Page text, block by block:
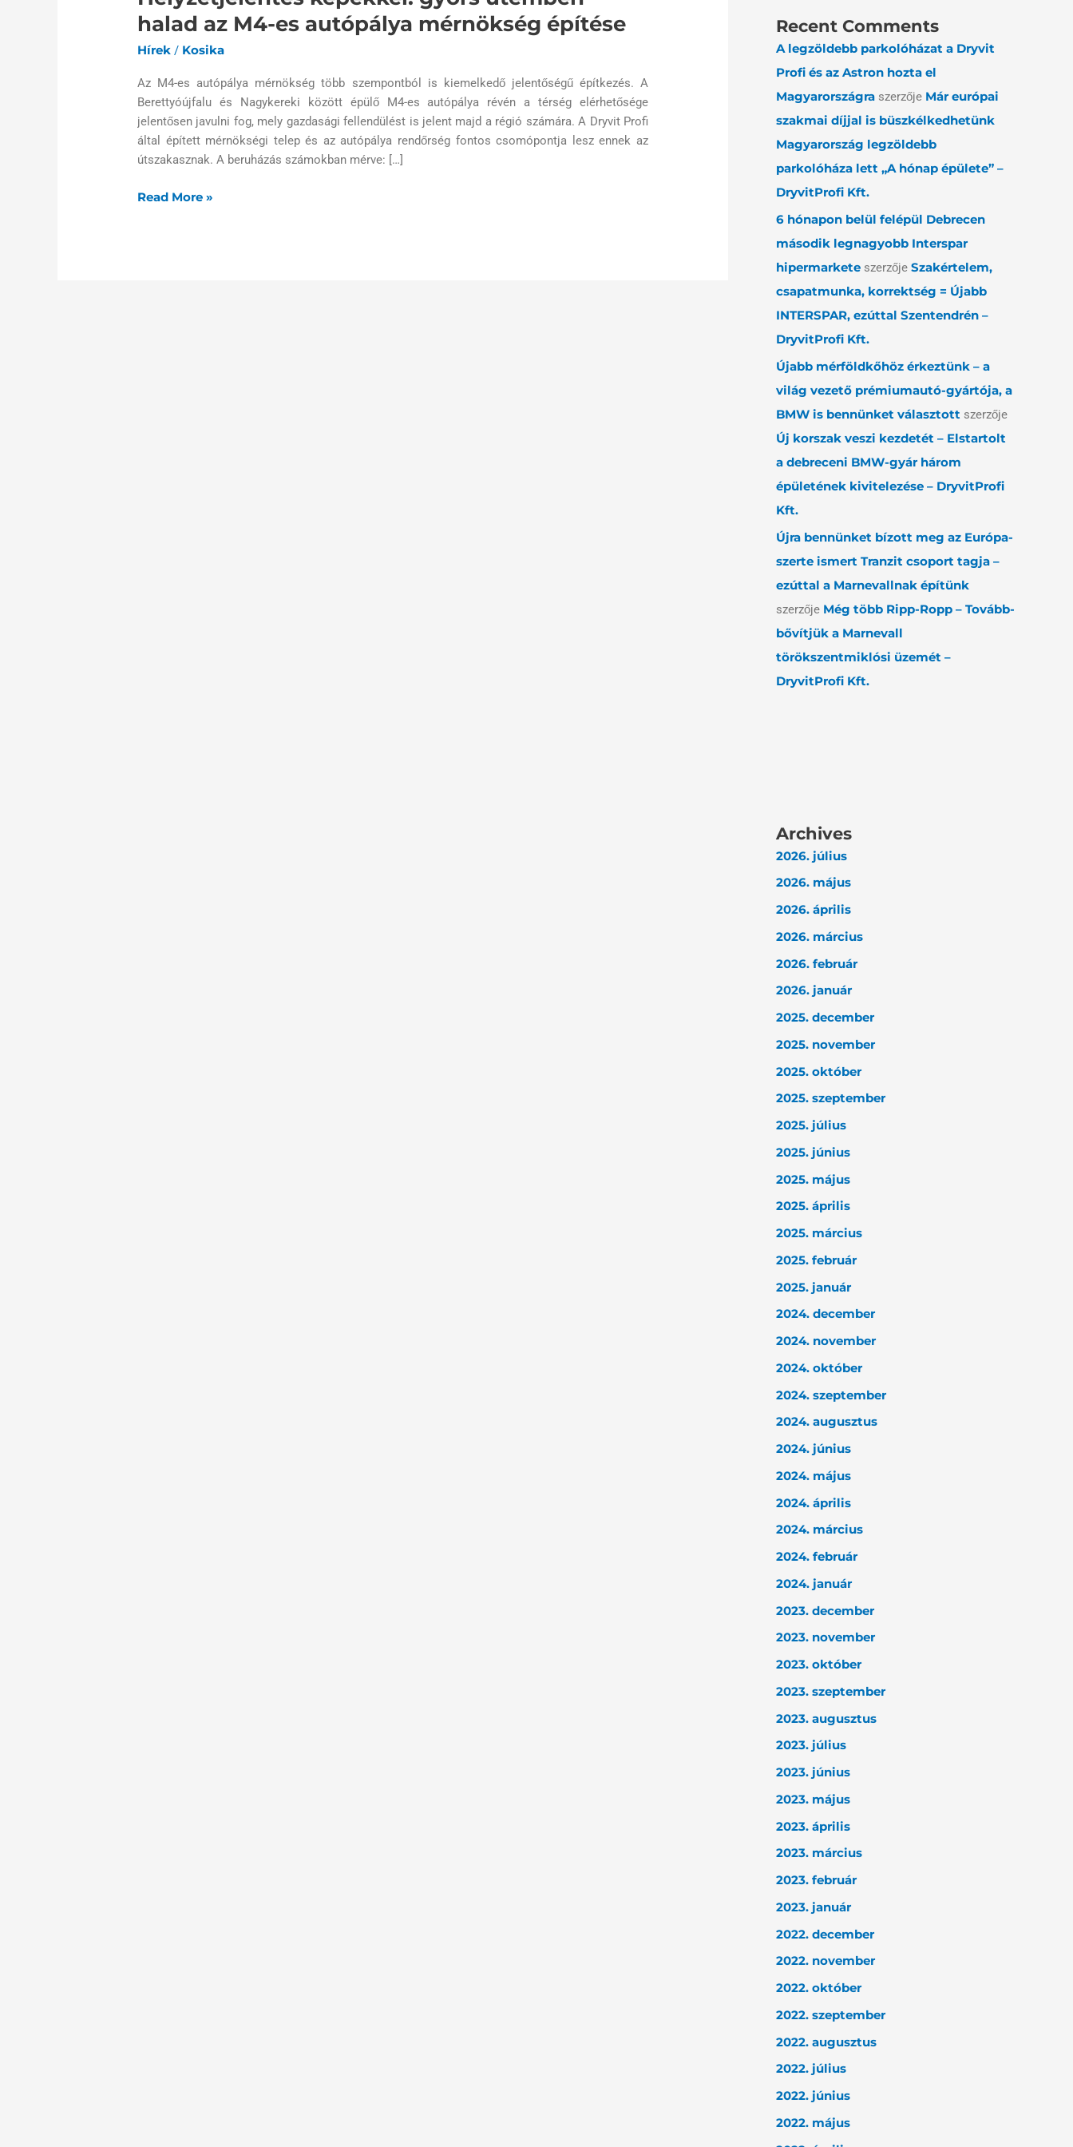
halad az M4-es autópálya mérnökség építése
Hírek / Kosika
Az M4-es autópálya mérnökség több szempontból is kiemelkedő jelentőségű építkezés. A
Berettyóújfalu és Nagykereki között épülő M4-es autópálya révén a térség elérhetősége
jelentősen javulni fog, mely gazdasági fellendülést is jelent majd a régió számára. A Dryvit Profi
által épített mérnökségi telep és az autópálya rendőrség fontos csomópontja lesz ennek az
útszakasznak. A beruházás számokban mérve: […]
Read More »
Recent Comments
A legzöldebb parkolóházat a Dryvit
Profi és az Astron hozta el
Magyarországra szerzője Már európai
szakmai díjjal is büszkélkedhetünk
Magyarország legzöldebb
parkolóháza lett „A hónap épülete” –
DryvitProfi Kft.
6 hónapon belül felépül Debrecen
második legnagyobb Interspar
hipermarkete szerzője Szakértelem,
csapatmunka, korrektség = Újabb
INTERSPAR, ezúttal Szentendrén –
DryvitProfi Kft.
Újabb mérföldkőhöz érkeztünk – a
világ vezető prémiumautó-gyártója, a
BMW is bennünket választott szerzője
Új korszak veszi kezdetét – Elstartolt
a debreceni BMW-gyár három
épületének kivitelezése – DryvitProfi
Kft.
Újra bennünket bízott meg az Európa-
szerte ismert Tranzit csoport tagja –
ezúttal a Marnevallnak építünk
szerzője Még több Ripp-Ropp – Tovább-
bővítjük a Marnevall
törökszentmiklósi üzemét –
DryvitProfi Kft.
Archives
2026. július
2026. május
2026. április
2026. március
2026. február
2026. január
2025. december
2025. november
2025. október
2025. szeptember
2025. július
2025. június
2025. május
2025. április
2025. március
2025. február
2025. január
2024. december
2024. november
2024. október
2024. szeptember
2024. augusztus
2024. június
2024. május
2024. április
2024. március
2024. február
2024. január
2023. december
2023. november
2023. október
2023. szeptember
2023. augusztus
2023. július
2023. június
2023. május
2023. április
2023. március
2023. február
2023. január
2022. december
2022. november
2022. október
2022. szeptember
2022. augusztus
2022. július
2022. június
2022. május